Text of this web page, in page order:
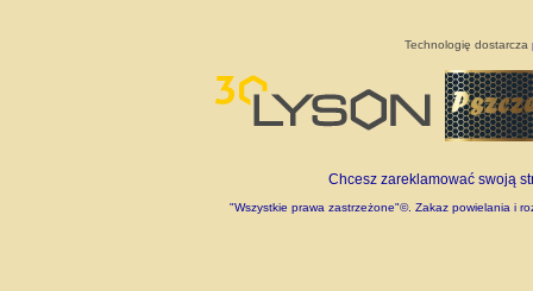
Technologię dostarcza
Chcesz zareklamować swoją
"Wszystkie prawa zastrzeżone"©. Zakaz powielania i